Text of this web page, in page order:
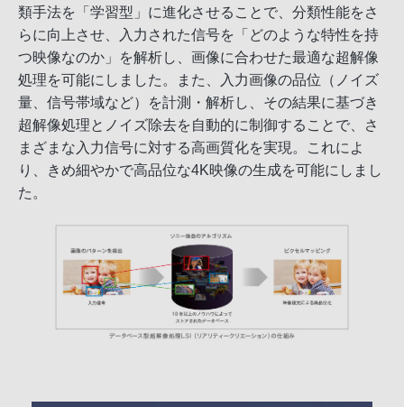
類手法を「学習型」に進化させることで、分類性能をさ
らに向上させ、入力された信号を「どのような特性を持
つ映像なのか」を解析し、画像に合わせた最適な超解像
処理を可能にしました。また、入力画像の品位（ノイズ
量、信号帯域など）を計測・解析し、その結果に基づき
超解像処理とノイズ除去を自動的に制御することで、さ
まざまな入力信号に対する高画質化を実現。これによ
り、きめ細やかで高品位な4K映像の生成を可能にしまし
た。